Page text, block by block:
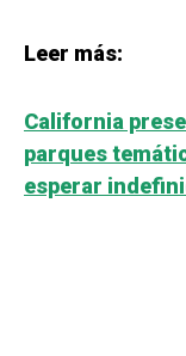
Leer más:
California
parques
esperar